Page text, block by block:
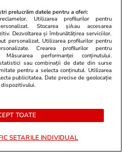
lumea a
Atât
soțul ei,
la TVR
Avantaje.ro
TRIST,
împreună,
noastră
lui Mungiu,
prelucrăm datele pentru a oferi:
Utilizarea profilurilor pentru
Stocarea și/sau accesarea
Dezvoltarea și îmbunătățirea serviciilor.
personalizat. Utilizarea profilurilor pentru
Crearea profilurilor pentru
Măsurarea performanței conținutului.
sau combinații de date din surse
pentru a selecta conținutul. Utilizarea
publicitatea. Date precise de geolocație
dispozitivului.
TOATE
SETARILE INDIVIDUAL